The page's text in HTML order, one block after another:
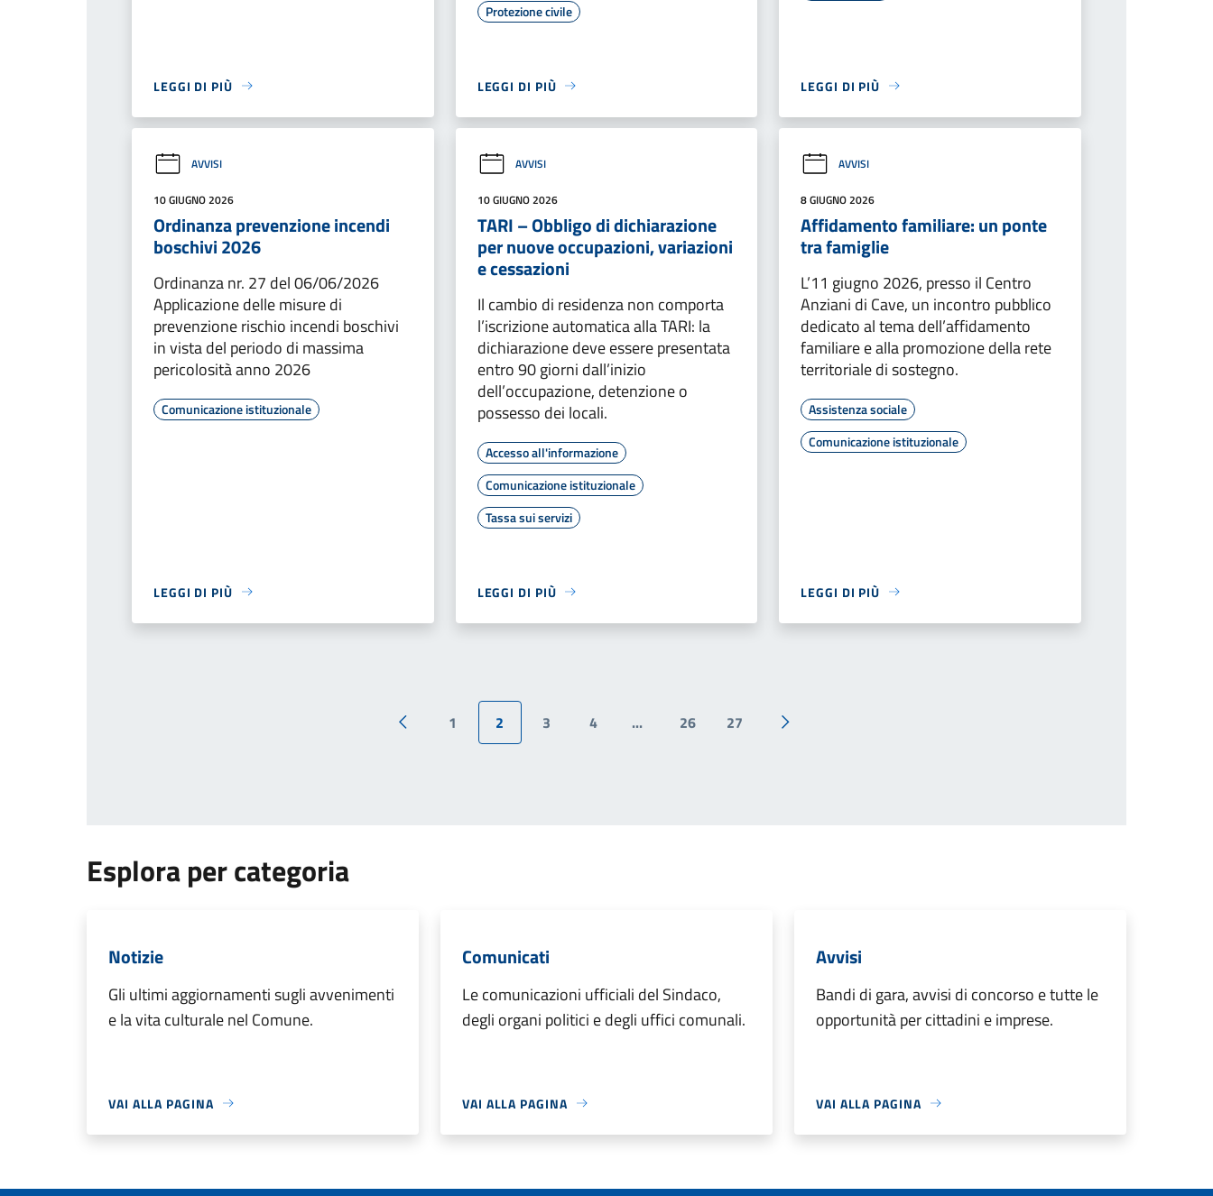
LEGGI DI PIÙ
Protezione civile
LEGGI DI PIÙ LEGGI DI PIÙ
AVVISI
10 GIUGNO 2026
Ordinanza prevenzione incendi
boschivi 2026
Ordinanza nr. 27 del 06/06/2026
Applicazione delle misure di
prevenzione rischio incendi boschivi
in vista del periodo di massima
pericolosità anno 2026
Comunicazione istituzionale
LEGGI DI PIÙ
AVVISI
10 GIUGNO 2026
TARI – Obbligo di dichiarazione
per nuove occupazioni, variazioni
e cessazioni
Il cambio di residenza non comporta
l’iscrizione automatica alla TARI: la
dichiarazione deve essere presentata
entro 90 giorni dall’inizio
dell’occupazione, detenzione o
possesso dei locali.
Accesso all'informazione
Comunicazione istituzionale
Tassa sui servizi
LEGGI DI PIÙ
AVVISI
8 GIUGNO 2026
Affidamento familiare: un ponte
tra famiglie
L’11 giugno 2026, presso il Centro
Anziani di Cave, un incontro pubblico
dedicato al tema dell’affidamento
familiare e alla promozione della rete
territoriale di sostegno.
Assistenza sociale
Comunicazione istituzionale
LEGGI DI PIÙ
Pagina precedente
1 2 3 4 ... 26 27
Pagina successiva
Esplora per categoria
Notizie
Gli ultimi aggiornamenti sugli avvenimenti
e la vita culturale nel Comune.
VAI ALLA PAGINA
Comunicati
Le comunicazioni ufficiali del Sindaco,
degli organi politici e degli uffici comunali.
VAI ALLA PAGINA
Avvisi
Bandi di gara, avvisi di concorso e tutte le
opportunità per cittadini e imprese.
VAI ALLA PAGINA